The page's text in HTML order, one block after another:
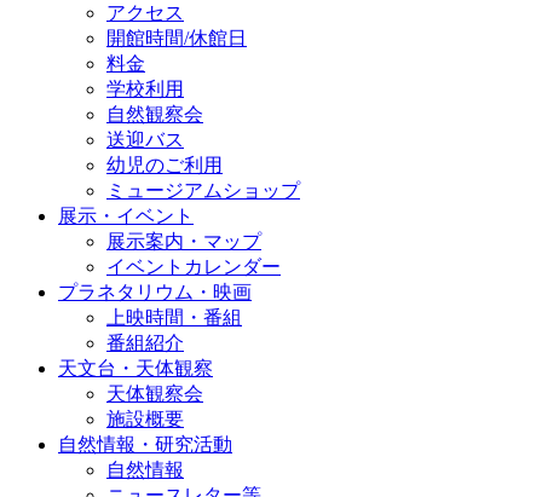
アクセス
開館時間/休館日
料金
学校利用
自然観察会
送迎バス
幼児のご利用
ミュージアムショップ
展示・イベント
展示案内・マップ
イベントカレンダー
プラネタリウム・映画
上映時間・番組
番組紹介
天文台・天体観察
天体観察会
施設概要
自然情報・研究活動
自然情報